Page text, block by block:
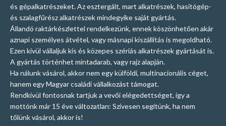
és gépalkatrészeket. Az esztergált, mart alkatrészek, hasítógép-
és szalagfűrész alkatrészek mindegyike saját gyártás.
Állandó raktárkészlettel rendelkezünk, ennek köszönhetően akár
aznapi személyes átvétel, vagy másnapi kiszállítás is megoldható.
Ezen kívül vállaljuk kis és közepes szériás alkatrészek gyártását is.
A gyártás történhet mintadarab, vagy rajz alapján.
Ha nálunk vásárol, akkor nem egy külföldi, multinacionális céget,
hanem egy Magyar családi vállalkozást támogat.
Rendkívül fontosnak tartjuk a vevői elégedettséget, így a
mottónk már 15 éve változatlan: Szívesen segítünk, ha nem
tőlünk vásárol, akkor is!